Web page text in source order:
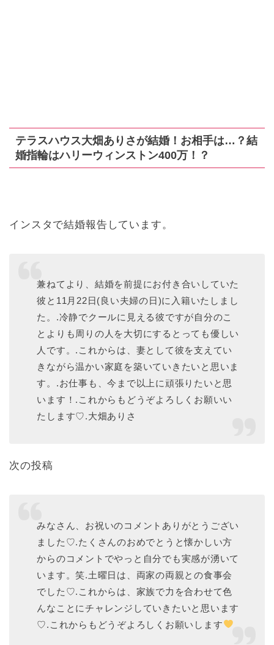
テラスハウス大畑ありさが結婚！お相手は…？結
婚指輪はハリーウィンストン400万！？
インスタで結婚報告しています。
兼ねてより、結婚を前提にお付き合いしていた
彼と11月22日(良い夫婦の日)に入籍いたしまし
た。.冷静でクールに見える彼ですが自分のこ
とよりも周りの人を大切にするとっても優しい
人です。.これからは、妻として彼を支えてい
きながら温かい家庭を築いていきたいと思いま
す。.お仕事も、今まで以上に頑張りたいと思
います！.これからもどうぞよろしくお願いい
たします♡.大畑ありさ
次の投稿
みなさん、お祝いのコメントありがとうござい
ました♡.たくさんのおめでとうと懐かしい方
からのコメントでやっと自分でも実感が湧いて
います。笑.土曜日は、両家の両親との食事会
でした♡.これからは、家族で力を合わせて色
んなことにチャレンジしていきたいと思います
♡.これからもどうぞよろしくお願いします